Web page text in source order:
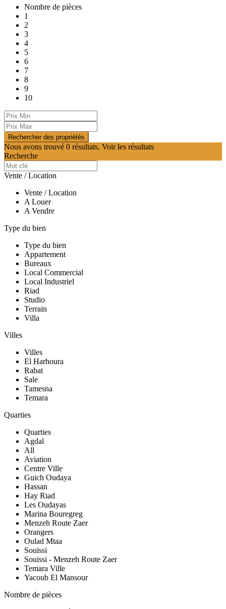
Nombre de pièces
1
2
3
4
5
6
7
8
9
10
Nous avons trouvé 0 résultats. Voir les résultats
Recherche
Vente / Location
Vente / Location
A Louer
A Vendre
Type du bien
Type du bien
Appartement
Bureaux
Local Commercial
Local Industriel
Riad
Studio
Terrain
Villa
Villes
Villes
El Harhoura
Rabat
Sale
Tamesna
Temara
Quarties
Quarties
Agdal
All
Aviation
Centre Ville
Guich Oudaya
Hassan
Hay Riad
Les Oudayas
Marina Bouregreg
Menzeh Route Zaer
Orangers
Oulad Mtaa
Souissi
Souissi - Menzeh Route Zaer
Temara Ville
Yacoub El Mansour
Nombre de pièces